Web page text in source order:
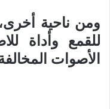
ومن ناحية
للقمع وأداة
الأصوات